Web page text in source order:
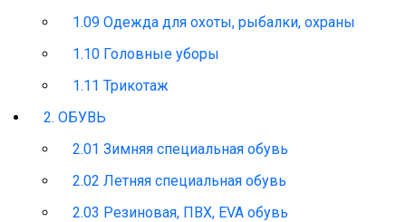
1.09 Одежда для охоты, рыбалки, охраны
1.10 Головные уборы
1.11 Трикотаж
2. ОБУВЬ
2.01 Зимняя специальная обувь
2.02 Летняя специальная обувь
2.03 Резиновая, ПВХ, EVA обувь